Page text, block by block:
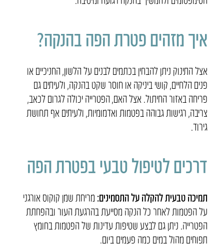
איך מזהים פטרת הפה בהנקה?
אצל התינוק ניתן להבחין בכתמים לבנים על הלשון, החניכיים או
פנים הלחיים, קושי ביניקה או חוסר שקט בהנקה, ולעיתים גם
פריחה באזור החיתול. אצל האם, הפטרייה יכולה לגרום לכאב,
צריבה, רגישות גבוהה בפטמות ואדמומיות, ולעיתים אף תחושת
גירוד
דרכים לטיפול טבעי בפטרת הפה
תמיכה טבעית להקלה על התסמינים: מריחת שמן קוקוס אורגני
על הפטמות לאחר כל הנקה מסייעת בהרגעת העור ובהפחתת
הפטרייה. ניתן גם לבצע שטיפות עדינות של הפטמות בחומץ
תפוחים מהול במים כמה פעמים ביום